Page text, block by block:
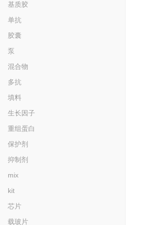
基质胶
单抗
胶囊
泵
混合物
多抗
填料
生长因子
重组蛋白
保护剂
抑制剂
mix
kit
芯片
载玻片